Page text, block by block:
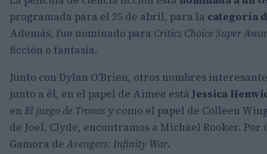
programada para el 25 de abril, para la categoría
Además, fue nominado para Critics Choice Super
ficción o fantasía.
Junto con Dylan O’Brien, otros nombres
junto a él, en el papel de Aimee estáJessica
en El juego de Tronosy como el papel de Colleen
de Joel, Clyde, encontramos a Michael Rooker.
Gamora de Avengers: Infinity War.